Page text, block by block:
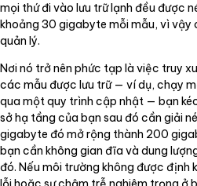
mọi thứ đi vào lưu trữ lạnh đều được
khoảng 30 gigabyte mỗi mẫu, vì vậy
quản lý.
Nơi nó trở nên phức tạp là việc truy
các mẫu được lưu trữ — ví dụ, chạy
qua một quy trình cập nhật — bạn
sở hạ tầng của bạn sau đó cần giải
gigabyte đó mở rộng thành 200
bạn cần không gian đĩa và dung
đó. Nếu môi trường không được định